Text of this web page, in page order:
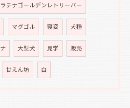
チナゴールデンレトリーバー
マグゴル 寝姿 犬種
大型犬 見学 販売
甘えん坊 白